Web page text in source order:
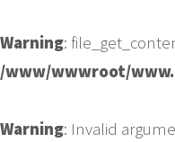
Warning:
/www/wwwroot/
Warning: Invalid